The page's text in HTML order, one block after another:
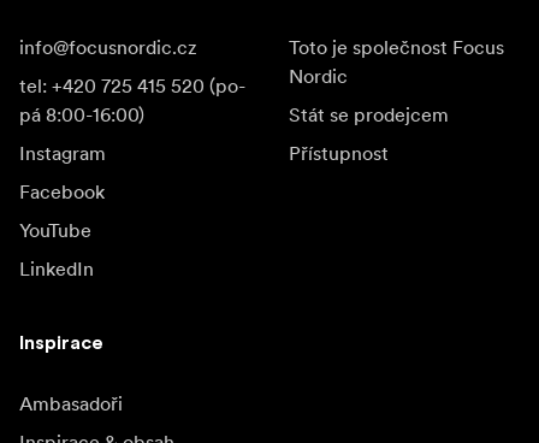
info@focusnordic.cz
tel: +420 725 415 520 (po-
pá 8:00-16:00)
Instagram
Facebook
YouTube
LinkedIn
Toto je společnost Focus
Nordic
Stát se prodejcem
Přístupnost
Inspirace
Ambasadoři